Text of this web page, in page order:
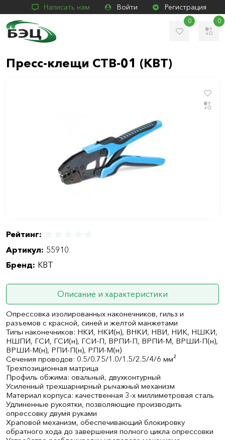
Написать нам Войти Регистрация
0 0
Пресс-клещи СТВ-01 (КВТ)
Рейтинг:
Артикул: 55910
Бренд: КВТ
Описание и характеристики
Опрессовка изолированных наконечников, гильз и
разъемов с красной, синей и желтой манжетами
Типы наконечников: НКИ, НКИ(н), ВНКИ, НВИ, НИК, НШКИ,
НШПИ, ГСИ, ГСИ(н), ГСИ-П, ВРПИ-П, ВРПИ-М, ВРШИ-П(н),
ВРШИ-М(н), РПИ-П(н), РПИ-М(н)
Сечения проводов: 0.5/0.75/1.0/1.5/2.5/4/6 мм²
Трехпозиционная матрица
Профиль обжима: овальный, двухконтурный
Усиленный трехшарнирный рычажный механизм
Материал корпуса: качественная 3-х миллиметровая сталь
Удлиненные рукоятки, позволяющие производить
опрессовку двумя руками
Храповой механизм, обеспечивающий блокировку
обратного хода до завершения полного цикла опрессовки